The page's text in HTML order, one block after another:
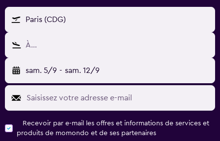
Paris (CDG)
À…
sam. 5/9 - sam. 12/9
Recevoir par e-mail les offres et informations de services et
produits de momondo et de ses partenaires